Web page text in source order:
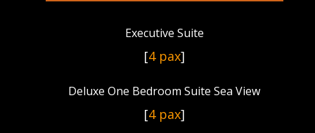
Executive Suite
[4 pax]
Deluxe One Bedroom Suite Sea View
[4 pax]